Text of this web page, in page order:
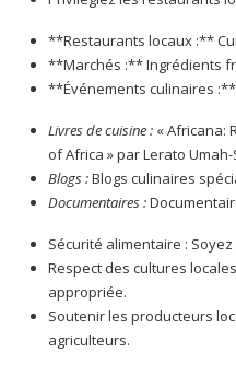
**Restaurants locaux :**
**Marchés :** Ingrédients
**Événements culinaires
Livres de cuisine : « Africana:
of Africa » par Lerato
Blogs :Blogs culinaires
Documentaires :
Sécurité alimentaire :
Respect des cultures
appropriée.
Soutenir les producteurs
agriculteurs.